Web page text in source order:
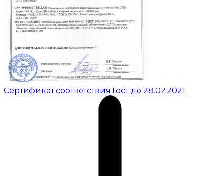
Сертификат соответствия Гост до 28.02.2021